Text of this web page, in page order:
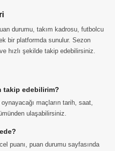
durumu, takım kadrosu, futbolcu
bir platformda sunulur. Sezon
hızlı şekilde takip edebilirsiniz.
takip edebilirim?
oynayacağı maçların tarih, saat,
ulaşabilirsiniz.
puanı, puan durumu sayfasında